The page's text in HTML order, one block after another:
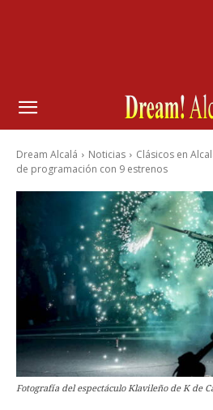
Dream Alcalá Noticias
Clásicos en
de programación con 9 estrenos
Fotografía del espectáculo Klavileño de K de